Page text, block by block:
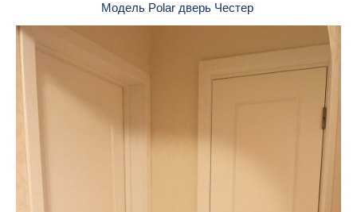
Модель Polar дверь Честер